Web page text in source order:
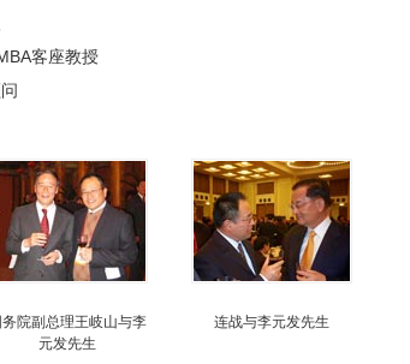
客座教授
问
务院副总理王岐山与李
元发先生
连战与李元发先生